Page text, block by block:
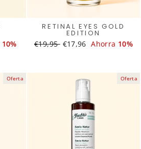
10%
RETINAL EYES GOLD
EDITION
Translation
€19,95 Translation
€17,96 Ahorra 10%
Oferta Oferta